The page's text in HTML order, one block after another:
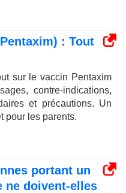
: Tout
sur le vaccin Pentaxim
contre-indications,
et précautions. Un
pour les parents.
portant un
ne doivent-elles